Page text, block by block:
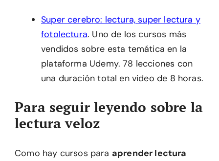
Super cerebro: lectura, super lectura y
fotolectura. Uno de los cursos más
vendidos sobre esta temática en la
plataforma Udemy. 78 lecciones con
una duración total en video de 8 horas.
Para seguir leyendo sobre la
lectura veloz
Como hay cursos para aprender lectura